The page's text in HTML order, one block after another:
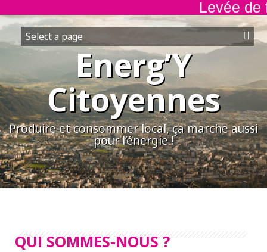
Levée de
Aller
au
contenu
Energ’Y
Citoyennes
Produire et consommer local, ça marche aussi
pour l’énergie !
QUI SOMMES-NOUS ?